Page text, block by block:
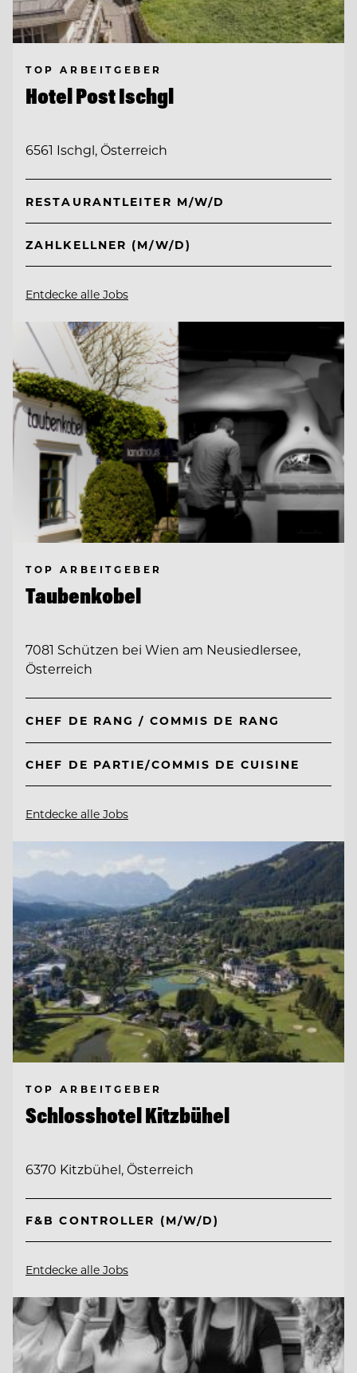
TOP ARBEITGEBER
Hotel Post Ischgl
6561 Ischgl, Österreich
RESTAURANTLEITER M/W/D
ZAHLKELLNER (M/W/D)
Entdecke alle Jobs
TOP ARBEITGEBER
Taubenkobel
7081 Schützen bei Wien am Neusiedlersee,
Österreich
CHEF DE RANG / COMMIS DE RANG
CHEF DE PARTIE/COMMIS DE CUISINE
Entdecke alle Jobs
TOP ARBEITGEBER
Schlosshotel Kitzbühel
6370 Kitzbühel, Österreich
F&B CONTROLLER (M/W/D)
Entdecke alle Jobs